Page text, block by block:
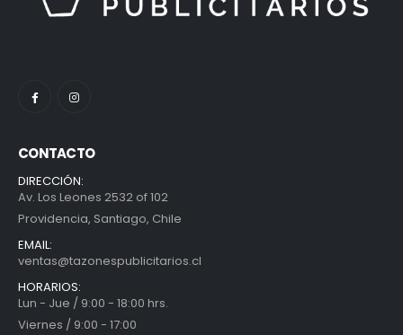
CONTACTO
DIRECCIÓN:
Av. Los Leones 2532 of 102
Providencia, Santiago, Chile
EMAIL:
ventas@tazonespublicitarios.cl
HORARIOS:
Lun - Jue / 9:00 - 18:00 hrs.
Viernes / 9:00 - 17:00